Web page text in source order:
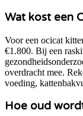
Wat kost een
Voor een ocicat
€1.800. Bij een
overdracht mee.
voeding,
Hoe oud